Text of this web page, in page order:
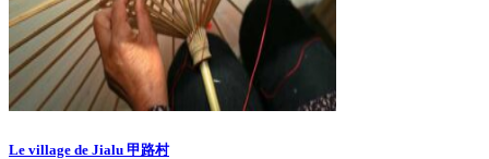
Le village de Jialu 甲路村